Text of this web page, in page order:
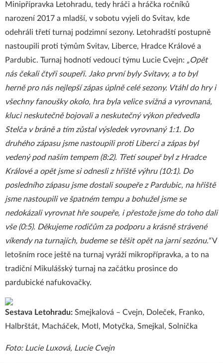
Minipřípravka Letohradu, tedy hráči a hráčka ročníků
narození 2017 a mladší, v sobotu vyjeli do Svitav, kde
odehráli třetí turnaj podzimní sezony. Letohradští postupně
nastoupili proti týmům Svitav, Liberce, Hradce Králové a
Pardubic. Turnaj hodnotí vedoucí týmu Lucie Cvejn: „Opět
nás čekali čtyři soupeři. Jako první byly Svitavy, a to byl
herně pro nás nejlepší zápas úplně celé sezony. Vtáhl do hry i
všechny fanoušky okolo, hra byla velice svižná a vyrovnaná,
kluci neskutečně bojovali a neskutečný výkon předvedla
Stelča v bráně a tím zůstal výsledek vyrovnaný 1:1. Do
druhého zápasu jsme nastoupili proti Liberci a zápas byl
vedený pod naším tempem (8:2). Třetí soupeř byl z Hradce
Králové a opět jsme si odnesli z hřiště výhru (10:1). Do
posledního zápasu jsme dostali soupeře z Pardubic, na hřiště
jsme nastoupili ve špatném tempu a bohužel jsme se
nedokázali vyrovnat hře soupeře, i přestože jsme do toho dali
vše (0:5). Děkujeme rodičům za podporu a krásně strávené
víkendy na turnajích, budeme se těšit opět na jarní sezónu.“V
letošním roce ještě na turnaj vyráží mikropřípravka, a to na
tradiční Mikulášský turnaj na začátku prosince do
pardubické nafukovačky.
Sestava Letohradu: Smejkalová – Cvejn, Doleček, Franko,
Halbrštát, Macháček, Motl, Motyčka, Smejkal, Solnička
Foto: Lucie Luxová, Lucie Cvejn